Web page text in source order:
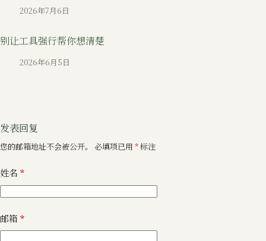
2026年7月6日
别让工具强行帮你想清楚
2026年6月5日
发表回复
您的邮箱地址不会被公开。 必填项已用 *标注
姓名 *
邮箱 *